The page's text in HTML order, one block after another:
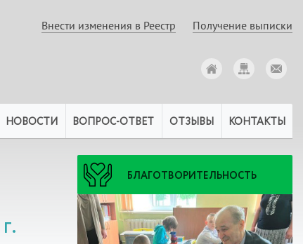
Внести изменения в Реестр Получение выписки
НОВОСТИ ВОПРОС-ОТВЕТ ОТЗЫВЫ КОНТАКТЫ
БЛАГОТВОРИТЕЛЬНОСТЬ